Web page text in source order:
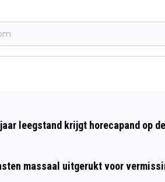
AAN PRO
BLIJFT BEWEGEN EN
leegstand krijgt horecapand op
massaal uitgerukt voor